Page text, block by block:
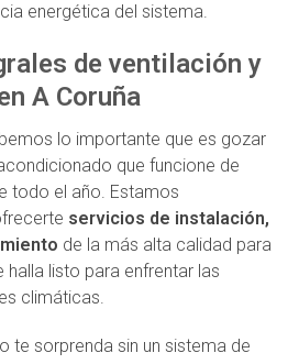
energética del sistema.
de ventilación y
A Coruña
lo importante que es gozar
que funcione de
todo el año. Estamos
servicios de instalación,
de la más alta calidad para
halla listo para enfrentar las
climáticas.
te sorprenda sin un sistema de